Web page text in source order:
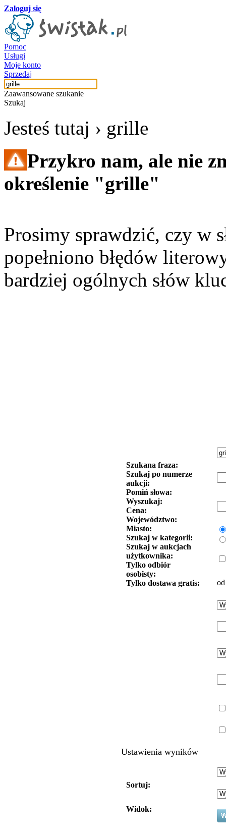
Zaloguj się
Pomoc
Usługi
Moje konto
Sprzedaj
Zaawansowane szukanie
Szukaj
Jesteś tutaj › grille
Przykro nam, ale nie
określenie "grille"
Prosimy sprawdzić, czy w
popełniono błędów
bardziej ogólnych słów
Szukana fraza:
Szukaj po numerze
aukcji:
Pomiń słowa:
Wyszukaj:
Cena:
Województwo:
Miasto:
Szukaj w kategorii:
Szukaj w aukcjach
użytkownika:
Tylko odbiór
osobisty:
Tylko dostawa gratis:
od
Ustawienia wyników
Sortuj:
Widok: